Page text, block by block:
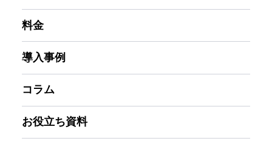
料金
導入事例
コラム
お役立ち資料